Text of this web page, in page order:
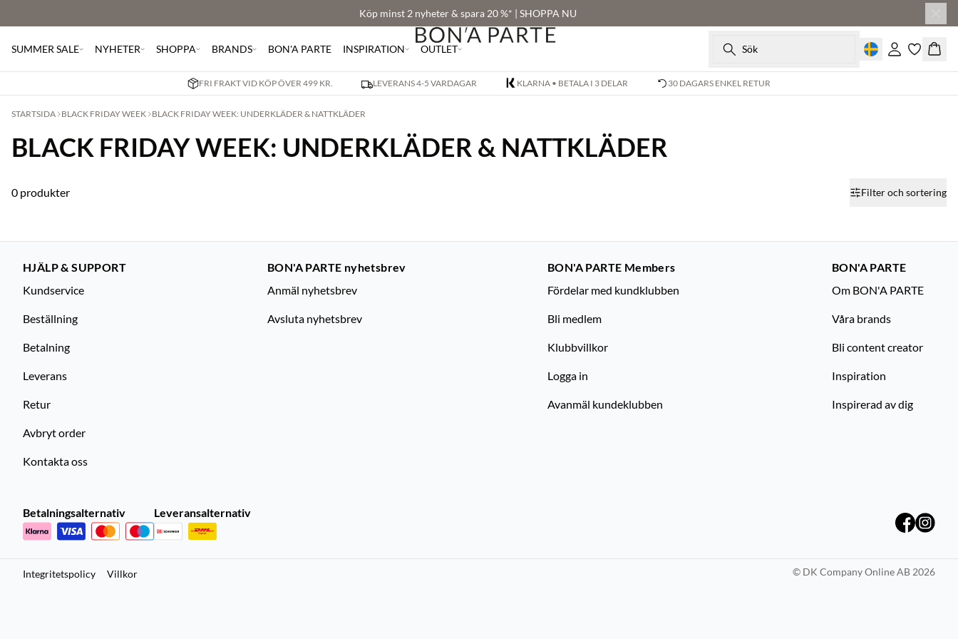
Köp minst 2 nyheter & spara 20 %* | SHOPPA NU
SUMMER SALE NYHETER SHOPPA BRANDS BON'A PARTE INSPIRATION OUTLET Sök Logga in Korg
FRI FRAKT VID KÖP ÖVER 499 KR. LEVERANS 4-5 VARDAGAR KLARNA • BETALA I 3 DELAR 30 DAGARS ENKEL RETUR
STARTSIDA BLACK FRIDAY WEEK BLACK FRIDAY WEEK: UNDERKLÄDER & NATTKLÄDER
BLACK FRIDAY WEEK: UNDERKLÄDER & NATTKLÄDER
0 produkter Filter och sortering
HJÄLP & SUPPORT
Kundservice
Beställning
Betalning
Leverans
Retur
Avbryt order
Kontakta oss
BON'A PARTE nyhetsbrev
Anmäl nyhetsbrev
Avsluta nyhetsbrev
BON'A PARTE Members
Fördelar med kundklubben
Bli medlem
Klubbvillkor
Logga in
Avanmäl kundeklubben
BON'A PARTE
Om BON'A PARTE
Våra brands
Bli content creator
Inspiration
Inspirerad av dig
Betalningsalternativ Leveransalternativ
Integritetspolicy Villkor © DK Company Online AB 2026